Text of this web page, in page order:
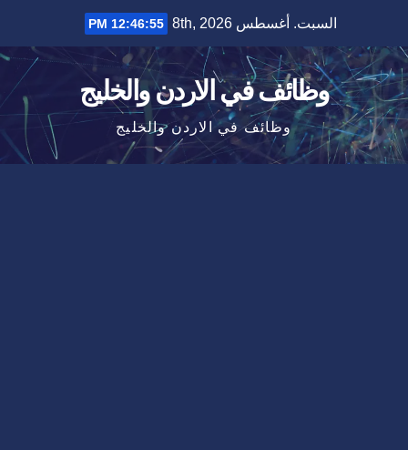
content
السبت. أغسطس 8th, 2026 12:46:56 PM
وظائف في الاردن والخليج
وظائف في الاردن والخليج